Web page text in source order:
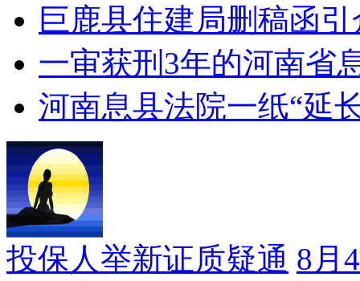
巨鹿县住建局删稿函
一审获刑3年的河南省
河南息县法院一纸“延
投保人举新证质疑通 8月